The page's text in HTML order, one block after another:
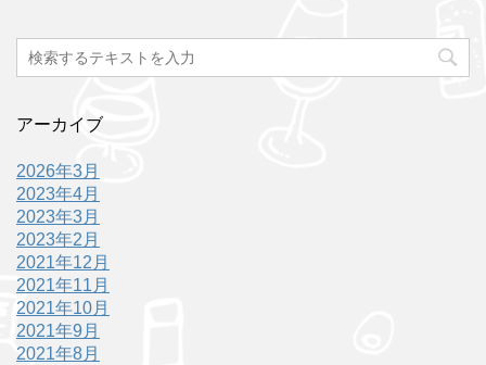
アーカイブ
2026年3月
2023年4月
2023年3月
2023年2月
2021年12月
2021年11月
2021年10月
2021年9月
2021年8月